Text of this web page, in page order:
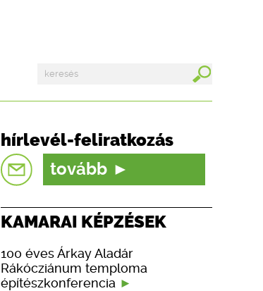
hírlevél-feliratkozás
tovább
KAMARAI KÉPZÉSEK
100 éves Árkay Aladár
Rákócziánum temploma
építészkonferencia